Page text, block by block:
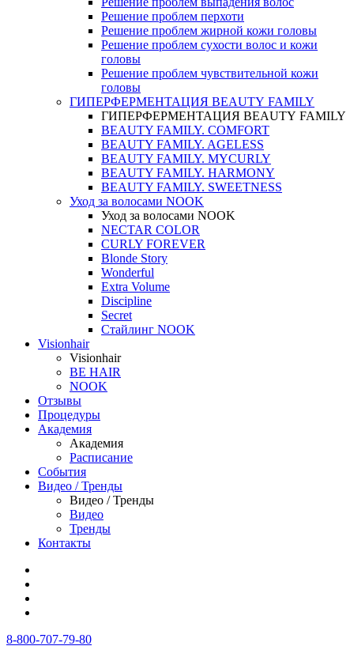
Решение проблем перхоти
Решение проблем жирной кожи головы
Решение проблем сухости волос и кожи
головы
Решение проблем чувствительной кожи
головы
ГИПЕРФЕРМЕНТАЦИЯ BEAUTY FAMILY
ГИПЕРФЕРМЕНТАЦИЯ BEAUTY FAMILY
BEAUTY FAMILY. COMFORT
BEAUTY FAMILY. AGELESS
BEAUTY FAMILY. MYCURLY
BEAUTY FAMILY. HARMONY
BEAUTY FAMILY. SWEETNESS
Уход за волосами NOOK
Уход за волосами NOOK
NECTAR COLOR
CURLY FOREVER
Blonde Story
Wonderful
Extra Volume
Discipline
Secret
Стайлинг NOOK
Visionhair
Visionhair
BE HAIR
NOOK
Отзывы
Процедуры
Академия
Академия
Расписание
События
Видео / Тренды
Видео / Тренды
Видео
Тренды
Контакты
8-800-707-79-80